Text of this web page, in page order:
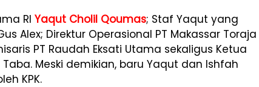
RI Yaqut Cholil Qoumas; Staf Yaqut yang
Alex; Direktur Operasional PT Makassar Toraja
PT Raudah Eksati Utama sekaligus Ketua
Taba. Meski demikian, baru Yaqut dan Ishfah
KPK.